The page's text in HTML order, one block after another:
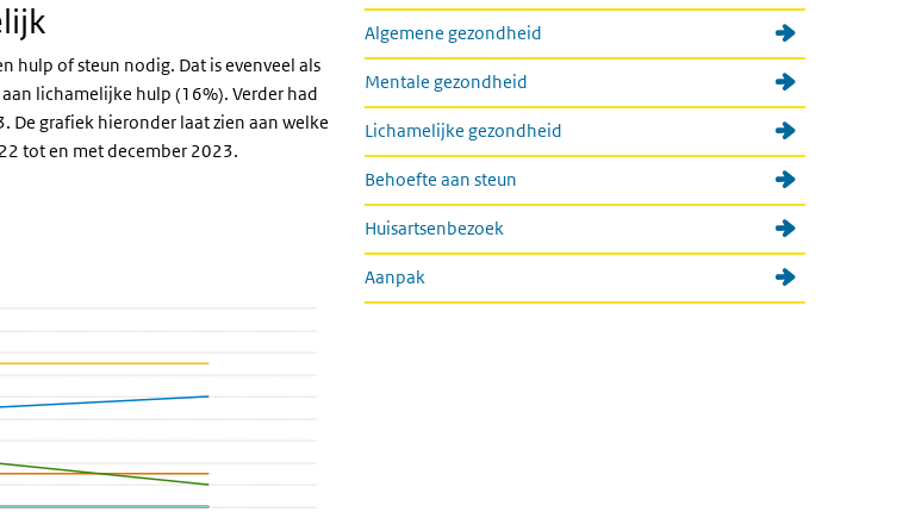
hulp of steun nodig. Dat is evenveel als
lichamelijke hulp (16%). Verder had
De grafiek hieronder laat zien aan welke
tot en met december 2023.
Algemene gezondheid
Mentale gezondheid
Lichamelijke gezondheid
Behoefte aan steun
Huisartsenbezoek
Aanpak